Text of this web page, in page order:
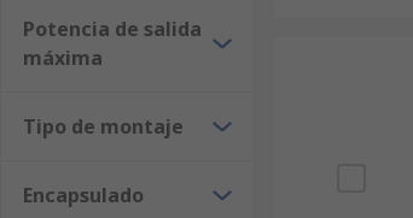
Potencia de salida
máxima
Tipo de montaje
Encapsulado